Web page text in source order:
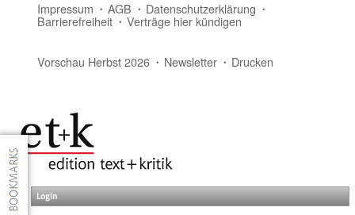
Impressum AGB Datenschutzerklärung
Barrierefreiheit Verträge hier kündigen
Vorschau Herbst 2026 Newsletter Drucken
Login